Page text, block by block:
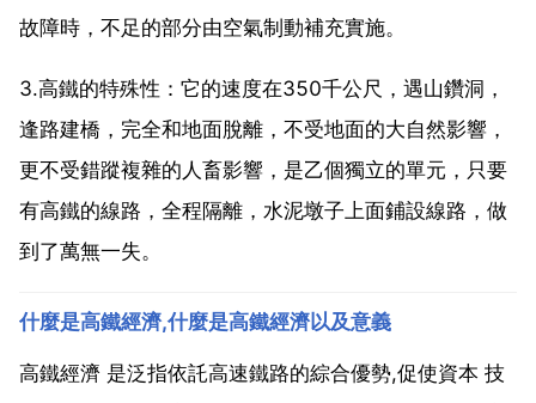
故障時，不足的部分由空氣制動補充實施。
3.高鐵的特殊性：它的速度在350千公尺，遇山鑽洞，
逢路建橋，完全和地面脫離，不受地面的大自然影響，
更不受錯蹤複雜的人畜影響，是乙個獨立的單元，只要
有高鐵的線路，全程隔離，水泥墩子上面鋪設線路，做
到了萬無一失。
什麼是高鐵經濟,什麼是高鐵經濟以及意義
高鐵經濟 是泛指依託高速鐵路的綜合優勢,促使資本 技